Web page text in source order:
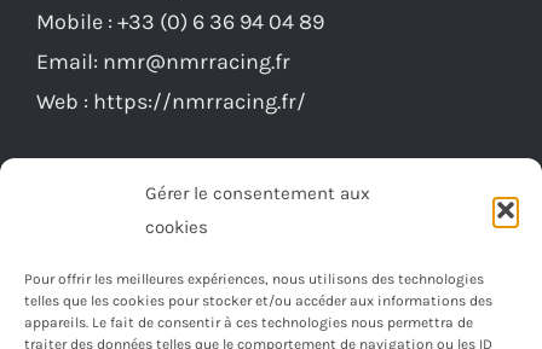
Gérer le consentement aux
cookies
Pour offrir les meilleures expériences, nous utilisons des technologies
telles que les cookies pour stocker et/ou accéder aux informations des
appareils. Le fait de consentir à ces technologies nous permettra de
traiter des données telles que le comportement de navigation ou les ID
Mobile : +33 (0) 6 36 94 04 89
Email: nmr@nmrracing.fr
Web : https://nmrracing.fr/